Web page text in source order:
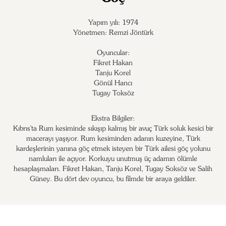
Yapım yılı: 1974
Yönetmen: Remzi Jöntürk
Oyuncular:
Fikret Hakan
Tanju Korel
Gönül Hancı
Tugay Toksöz
Ekstra Bilgiler:
Kıbrıs'ta Rum kesiminde sıkışıp kalmış bir avuç Türk soluk kesici bir
macerayı yaşıyor. Rum kesiminden adanın kuzeyine, Türk
kardeşlerinin yanına göç etmek isteyen bir Türk ailesi göç yolunu
namluları ile açıyor. Korkuyu unutmuş üç adamın ölümle
hesaplaşmaları. Fikret Hakan, Tanju Korel, Tugay Soksöz ve Salih
Güney. Bu dört dev oyuncu, bu filmde bir araya geldiler.